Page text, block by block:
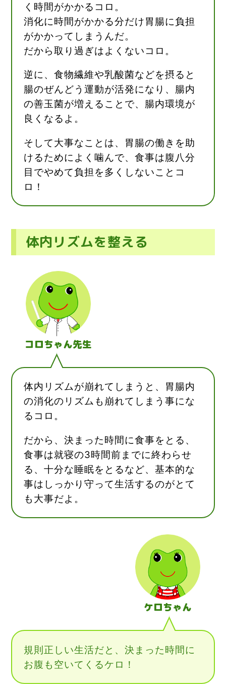
く時間がかかるコロ。
消化に時間がかかる分だけ胃腸に負担
がかかってしまうんだ。
だから取り過ぎはよくないコロ。
逆に、食物繊維や乳酸菌などを摂ると
腸のぜんどう運動が活発になり、腸内
の善玉菌が増えることで、腸内環境が
良くなるよ。
そして大事なことは、胃腸の働きを助
けるためによく噛んで、食事は腹八分
目でやめて負担を多くしないことコ
ロ！
体内リズムを整える
コロちゃん先生
体内リズムが崩れてしまうと、胃腸内
の消化のリズムも崩れてしまう事にな
るコロ。
だから、決まった時間に食事をとる、
食事は就寝の3時間前までに終わらせ
る、十分な睡眠をとるなど、基本的な
事はしっかり守って生活するのがとて
も大事だよ。
ケロちゃん
規則正しい生活だと、決まった時間に
お腹も空いてくるケロ！